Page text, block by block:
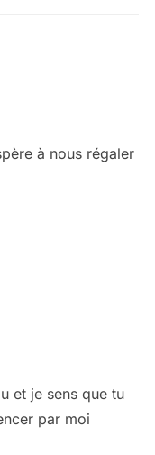
à nous régaler
et je sens que tu
par moi